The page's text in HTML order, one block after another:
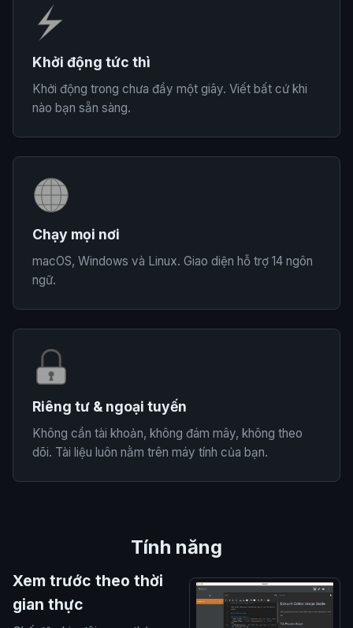
Khởi động tức thì
Khởi động trong chưa đầy một giây. Viết bất cứ khi
nào bạn sẵn sàng.
Chạy mọi nơi
macOS, Windows và Linux. Giao diện hỗ trợ 14 ngôn
ngữ.
Riêng tư & ngoại tuyến
Không cần tài khoản, không đám mây, không theo
dõi. Tài liệu luôn nằm trên máy tính của bạn.
Tính năng
Xem trước theo thời
gian thực